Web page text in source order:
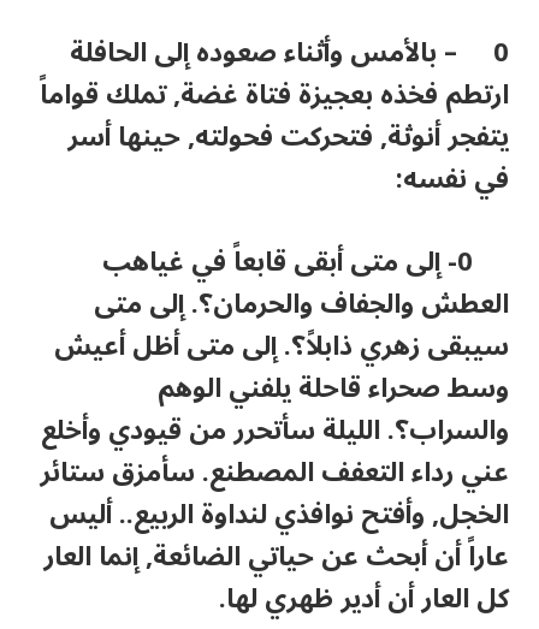
0 – بالأمس وأثناء صعوده إلى الحافلة
ارتطم فخذه بعجيزة فتاة غضة, تملك قواماً
يتفجر أنوثة, فتحركت فحولته, حينها أسر
في نفسه:
0- إلى متى أبقى قابعاً في غياهب
العطش والجفاف والحرمان؟. إلى متى
سيبقى زهري ذابلاً؟. إلى متى أظل أعيش
وسط صحراء قاحلة يلفني الوهم
والسراب؟. الليلة سأتحرر من قيودي وأخلع
عني رداء التعفف المصطنع. سأمزق ستائر
الخجل, وأفتح نوافذي لنداوة الربيع.. أليس
عاراً أن أبحث عن حياتي الضائعة, إنما العار
كل العار أن أدير ظهري لها.